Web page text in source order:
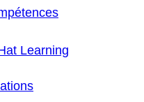
Learning